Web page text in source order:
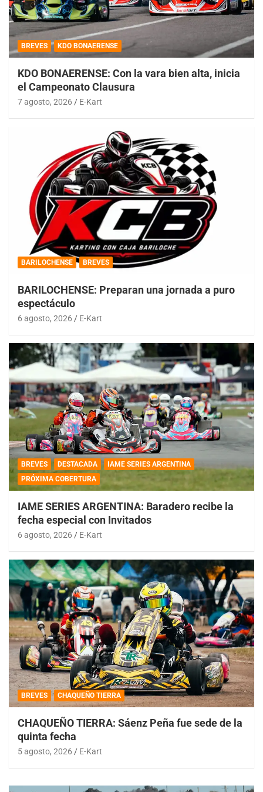
BREVES KDO BONAERENSE
KDO BONAERENSE: Con la vara bien alta, inicia
el Campeonato Clausura
7 agosto, 2026 E-Kart
BARILOCHENSE BREVES
BARILOCHENSE: Preparan una jornada a puro
espectáculo
6 agosto, 2026 E-Kart
BREVES DESTACADA
IAME SERIES ARGENTINA
PRÓXIMA COBERTURA
IAME SERIES ARGENTINA: Baradero recibe la
fecha especial con Invitados
6 agosto, 2026 E-Kart
BREVES CHAQUEÑO TIERRA
CHAQUEÑO TIERRA: Sáenz Peña fue sede de la
quinta fecha
5 agosto, 2026 E-Kart